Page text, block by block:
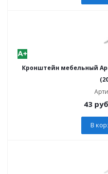
Кронштейн мебельный
43
В